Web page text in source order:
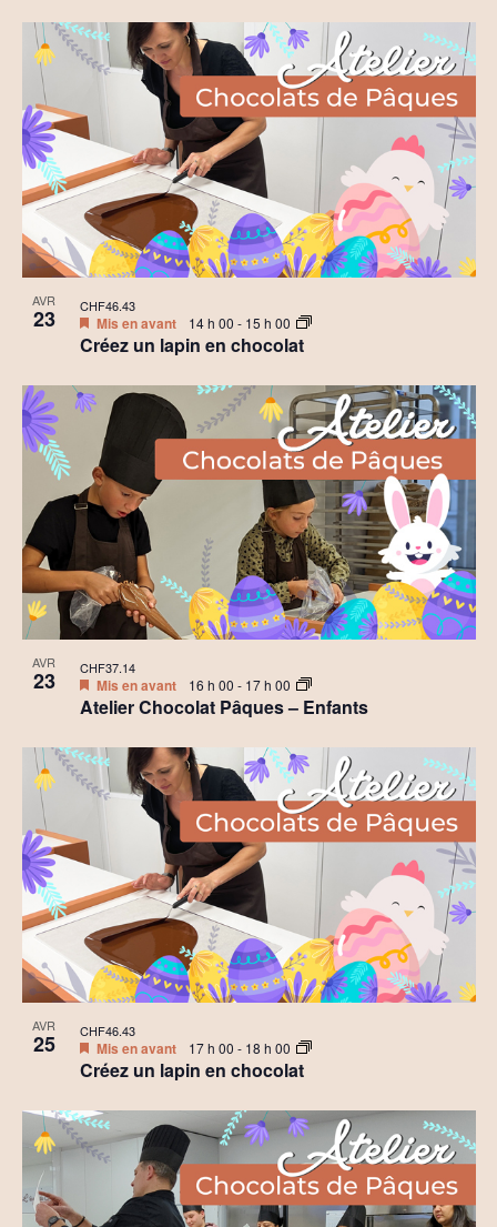
AVR
23
Créez un lapin en chocolat
Mis en avant 14 h 00 - 15 h 00
CHF46.43
AVR
23
Atelier Chocolat Pâques – Enfants
Mis en avant 16 h 00 - 17 h 00
CHF37.14
AVR
25
Créez un lapin en chocolat
Mis en avant 17 h 00 - 18 h 00
CHF46.43